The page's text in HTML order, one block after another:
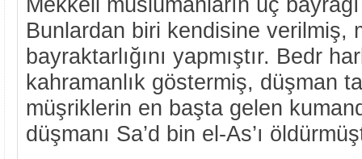
Bunlardan biri kendisine verilmiş,
bayraktarlığını yapmıştır. Bedr
kahramanlık göstermiş, düşman
müşriklerin en başta gelen
düşmanı Sa’d bin el-As’ı